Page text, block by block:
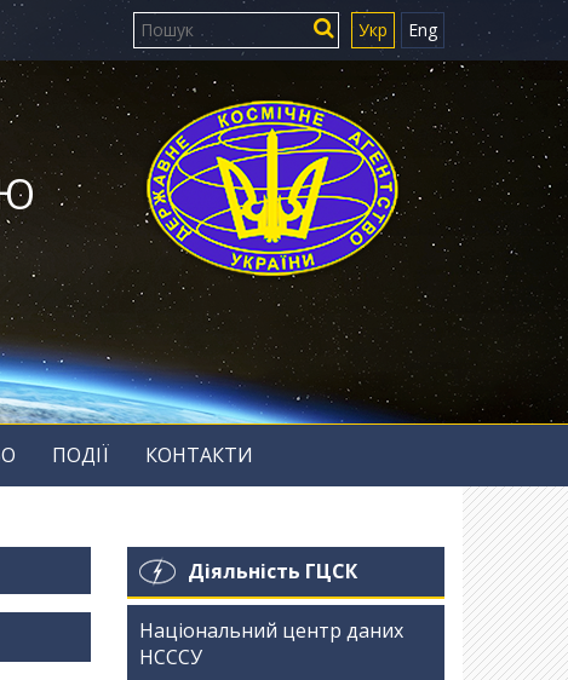
Укр Eng
ПОДІЇ КОНТАКТИ
Діяльність ГЦСК
Національний центр даних
НСССУ